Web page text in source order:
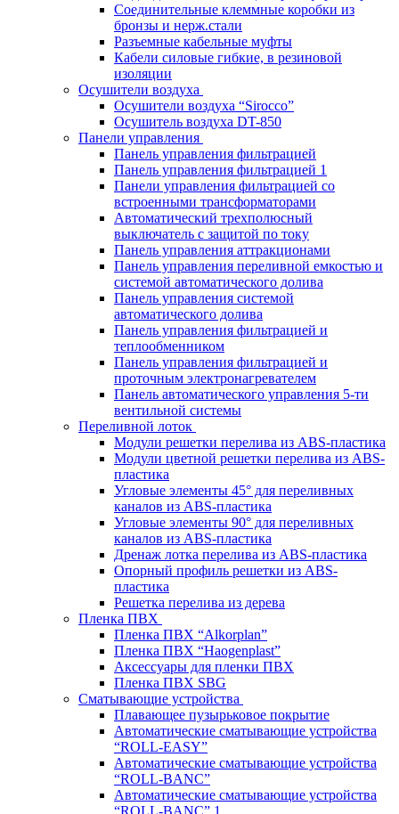
Соединительные клеммные коробки из
бронзы и нерж.стали
Разъемные кабельные муфты
Кабели силовые гибкие, в резиновой
изоляции
Осушители воздуха
Осушители воздуха “Sirocco”
Осушитель воздуха DT-850
Панели управления
Панель управления фильтрацией
Панель управления фильтрацией 1
Панели управления фильтрацией cо
встроенными трансформаторами
Автоматический трехполюсный
выключатель с защитой по току
Панель управления аттракционами
Панель управления переливной емкостью и
системой автоматического долива
Панель управления системой
автоматического долива
Панель управления фильтрацией и
теплообменником
Панель управления фильтрацией и
проточным электронагревателем
Панель автоматического управления 5-ти
вентильной системы
Переливной лоток
Модули решетки перелива из ABS-пластика
Модули цветной решетки перелива из ABS-
пластика
Угловые элементы 45° для переливных
каналов из ABS-пластика
Угловые элементы 90° для переливных
каналов из ABS-пластика
Дренаж лотка перелива из ABS-пластика
Опорный профиль решетки из ABS-
пластика
Решетка перелива из дерева
Пленка ПВХ
Пленка ПВХ “Alkorplan”
Пленка ПВХ “Haogenplast”
Аксессуары для пленки ПВХ
Пленка ПВХ SBG
Сматывающие устройства
Плавающее пузырьковое покрытие
Автоматические сматывающие устройства
“ROLL-EASY”
Автоматические сматывающие устройства
“ROLL-BANC”
Автоматические сматывающие устройства
“ROLL-BANC” 1